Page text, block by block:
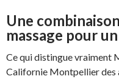
Une
massage pour
Ce qui distingue vraiment
Californie Montpellier des